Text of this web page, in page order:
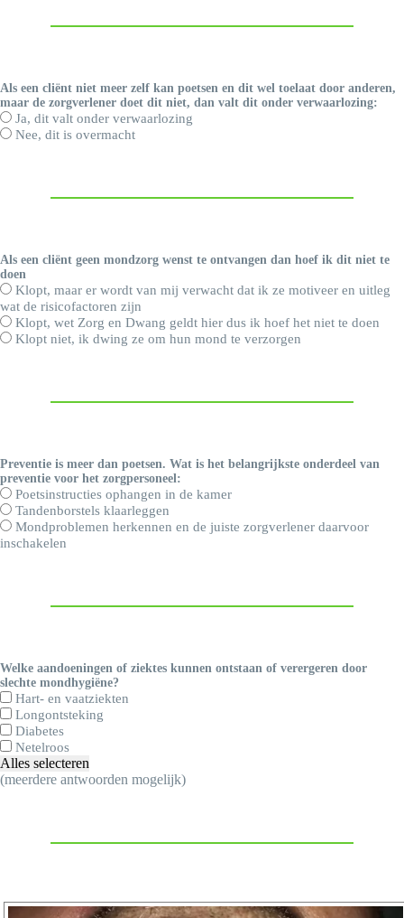
Als een cliënt niet meer zelf kan poetsen en dit wel toelaat door anderen,
maar de zorgverlener doet dit niet, dan valt dit onder verwaarlozing:
Ja, dit valt onder verwaarlozing
Nee, dit is overmacht
Als een cliënt geen mondzorg wenst te ontvangen dan hoef ik dit niet te
doen
Klopt, maar er wordt van mij verwacht dat ik ze motiveer en uitleg
wat de risicofactoren zijn
Klopt, wet Zorg en Dwang geldt hier dus ik hoef het niet te doen
Klopt niet, ik dwing ze om hun mond te verzorgen
Preventie is meer dan poetsen. Wat is het belangrijkste onderdeel van
preventie voor het zorgpersoneel:
Poetsinstructies ophangen in de kamer
Tandenborstels klaarleggen
Mondproblemen herkennen en de juiste zorgverlener daarvoor
inschakelen
Welke aandoeningen of ziektes kunnen ontstaan of verergeren door
slechte mondhygiëne?
Hart- en vaatziekten
Longontsteking
Diabetes
Netelroos
Alles selecteren
(meerdere antwoorden mogelijk)